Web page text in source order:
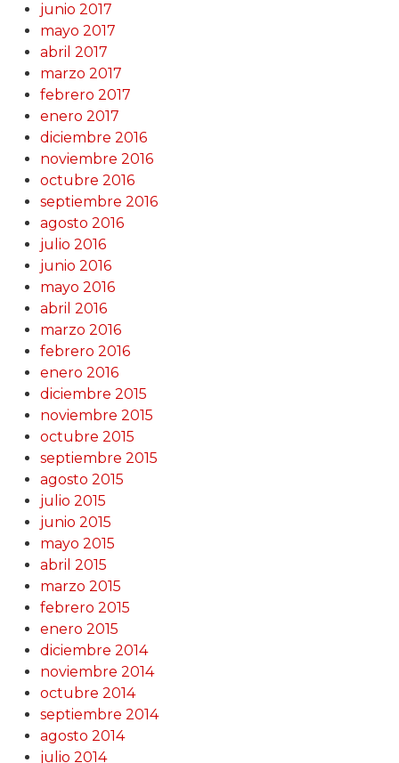
junio 2017
mayo 2017
abril 2017
marzo 2017
febrero 2017
enero 2017
diciembre 2016
noviembre 2016
octubre 2016
septiembre 2016
agosto 2016
julio 2016
junio 2016
mayo 2016
abril 2016
marzo 2016
febrero 2016
enero 2016
diciembre 2015
noviembre 2015
octubre 2015
septiembre 2015
agosto 2015
julio 2015
junio 2015
mayo 2015
abril 2015
marzo 2015
febrero 2015
enero 2015
diciembre 2014
noviembre 2014
octubre 2014
septiembre 2014
agosto 2014
julio 2014